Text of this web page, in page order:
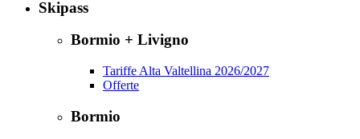
Skipass
Bormio + Livigno
Tariffe Alta Valtellina 2026/2027
Offerte
Bormio